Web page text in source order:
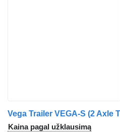
Vega Trailer VEGA-S (2 Axle
Kaina pagal užklausimą